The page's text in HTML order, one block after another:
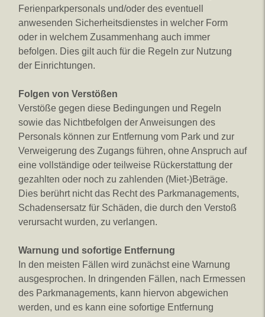
Ferienparkpersonals und/oder des eventuell
anwesenden Sicherheitsdienstes in welcher Form
oder in welchem Zusammenhang auch immer
befolgen. Dies gilt auch für die Regeln zur Nutzung
der Einrichtungen.
Folgen von Verstößen
Verstöße gegen diese Bedingungen und Regeln
sowie das Nichtbefolgen der Anweisungen des
Personals können zur Entfernung vom Park und zur
Verweigerung des Zugangs führen, ohne Anspruch auf
eine vollständige oder teilweise Rückerstattung der
gezahlten oder noch zu zahlenden (Miet-)Beträge.
Dies berührt nicht das Recht des Parkmanagements,
Schadensersatz für Schäden, die durch den Verstoß
verursacht wurden, zu verlangen.
Warnung und sofortige Entfernung
In den meisten Fällen wird zunächst eine Warnung
ausgesprochen. In dringenden Fällen, nach Ermessen
des Parkmanagements, kann hiervon abgewichen
werden, und es kann eine sofortige Entfernung